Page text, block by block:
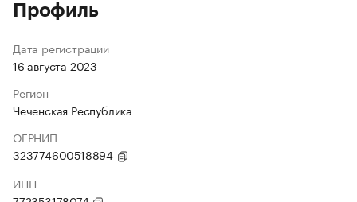
Профиль
Дата регистрации
16 августа 2023
Регион
Чеченская Республика
ОГРНИП
323774600518894
ИНН